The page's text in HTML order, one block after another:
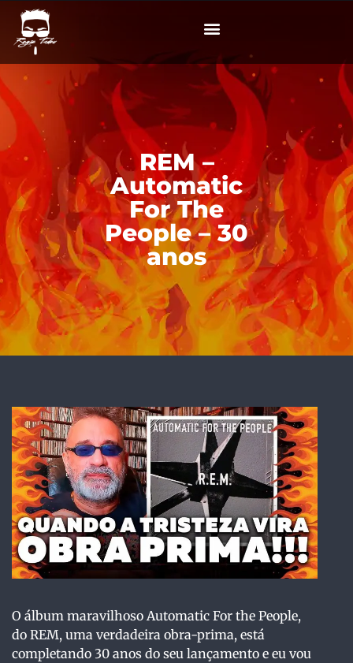
REM –
Automatic
For The
People – 30
anos
O álbum maravilhoso Automatic For the People,
do REM, uma verdadeira obra-prima, está
completando 30 anos do seu lançamento e eu vou